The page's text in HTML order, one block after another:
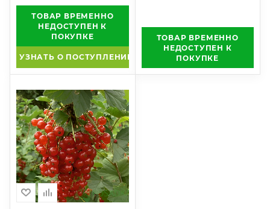
ТОВАР ВРЕМЕННО
НЕДОСТУПЕН К
ПОКУПКЕ
УЗНАТЬ О ПОСТУПЛЕНИИ
ТОВАР ВРЕМЕННО
НЕДОСТУПЕН К
ПОКУПКЕ